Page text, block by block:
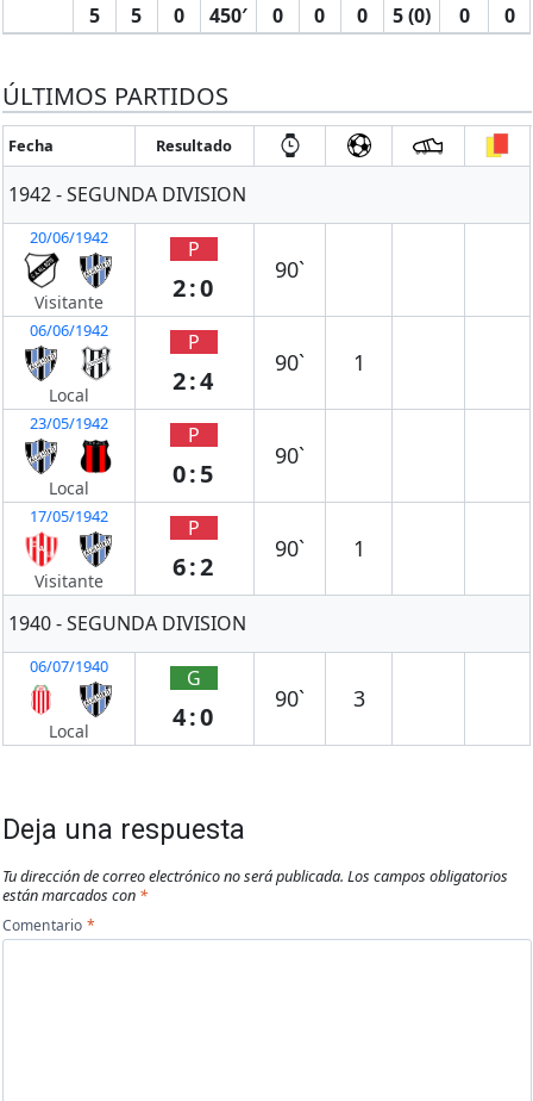
5 5 0 450′ 0 0 0 5 (0) 0 0
ÚLTIMOS PARTIDOS
Fecha Resultado
1942 - SEGUNDA DIVISION
20/06/1942
Visitante
P
2:0
90`
06/06/1942
Local
P
2:4
90` 1
23/05/1942
Local
P
0:5
90`
17/05/1942
Visitante
P
6:2
90` 1
1940 - SEGUNDA DIVISION
06/07/1940
Local
G
4:0
90` 3
Deja una respuesta
Tu dirección de correo electrónico no será publicada. Los campos obligatorios
están marcados con *
Comentario *